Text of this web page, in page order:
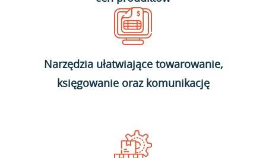
Narzędzia ułatwiające towarowanie,
księgowanie oraz komunikację